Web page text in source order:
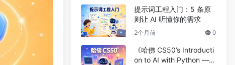
提示词工程入门：5 条原
则让 AI 听懂你的需求
2个月前 0
《哈佛 CS50’s Introducti
on to AI with Python —